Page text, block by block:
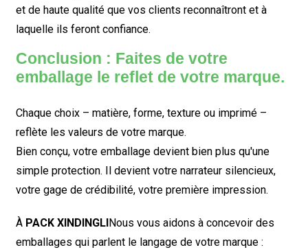
et de haute qualité que vos clients reconnaîtront et à
laquelle ils feront confiance.
Conclusion : Faites de votre
emballage le reflet de votre marque.
Chaque choix – matière, forme, texture ou imprimé –
reflète les valeurs de votre marque.
Bien conçu, votre emballage devient bien plus qu'une
simple protection. Il devient votre narrateur silencieux,
votre gage de crédibilité, votre première impression.
À PACK XINDINGLINous vous aidons à concevoir des
emballages qui parlent le langage de votre marque :